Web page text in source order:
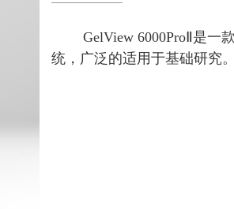
GelView 6000ProⅡ是一款
统，广泛的适用于基础研究。